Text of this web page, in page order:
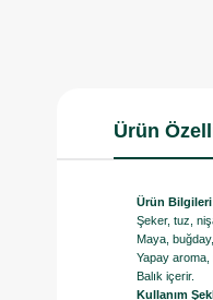
Ürün
Ürün
Şeker, tuz,
Maya,
Yapay aroma,
Balık içerir.
Kullanım